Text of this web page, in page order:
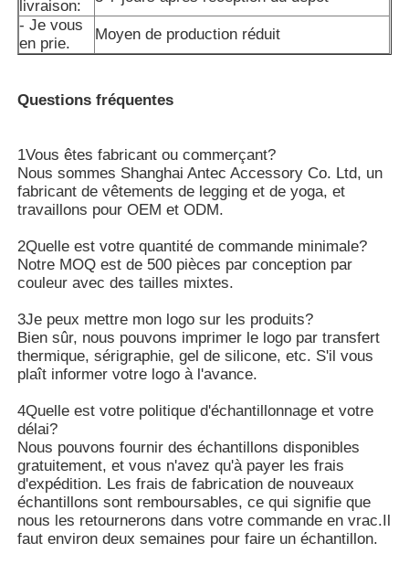
Visite d'usine
Contactez-nous
nouvelles
Demandez une citation
Les guêtres sans couture des femmes
L'ouatine des femmes a rayé des guêtres
Legging Spandex Femme
Guêtres colorées de yoga
livraison:
- Je vous
en prie.
Moyen de production réduit
Questions fréquentes
1Vous êtes fabricant ou commerçant?
Nous sommes Shanghai Antec Accessory Co. Ltd, un
fabricant de vêtements de legging et de yoga, et
travaillons pour OEM et ODM.
2Quelle est votre quantité de commande minimale?
Notre MOQ est de 500 pièces par conception par
couleur avec des tailles mixtes.
3Je peux mettre mon logo sur les produits?
Bien sûr, nous pouvons imprimer le logo par transfert
thermique, sérigraphie, gel de silicone, etc. S'il vous
plaît informer votre logo à l'avance.
4Quelle est votre politique d'échantillonnage et votre
délai?
Nous pouvons fournir des échantillons disponibles
gratuitement, et vous n'avez qu'à payer les frais
d'expédition. Les frais de fabrication de nouveaux
échantillons sont remboursables, ce qui signifie que
nous les retournerons dans votre commande en vrac.Il
faut environ deux semaines pour faire un échantillon.